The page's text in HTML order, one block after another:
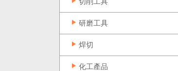
研磨工具
焊切
化工產品